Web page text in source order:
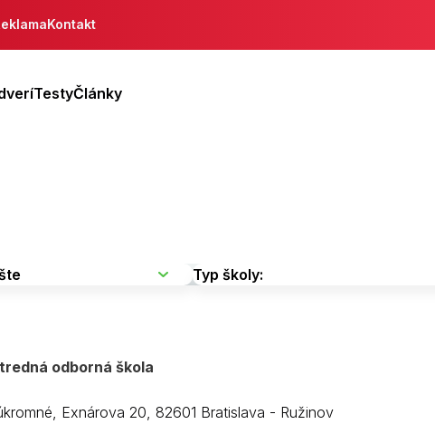
Kontakt
TestyČlánky
odborná škola
Exnárova 20, 82601 Bratislava - Ružinov